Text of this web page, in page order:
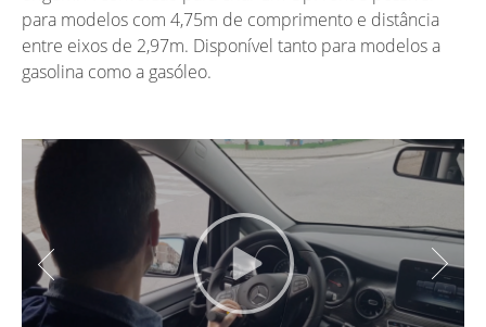
para modelos com 4,75m de comprimento e distância
entre eixos de 2,97m. Disponível tanto para modelos a
gasolina como a gasóleo.